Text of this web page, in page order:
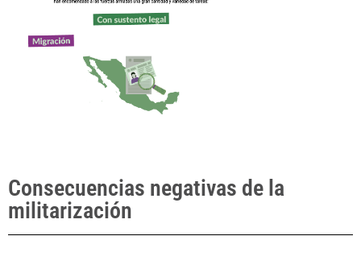
Consecuencias negativas de la
militarización